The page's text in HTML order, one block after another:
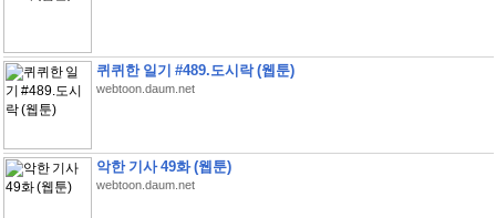
퀴퀴한 일기 #489.도시락 (웹툰)
webtoon.daum.net
악한 기사 49화 (웹툰)
webtoon.daum.net